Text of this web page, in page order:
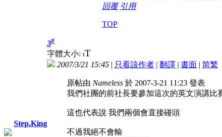
回覆 引用
TOP
Step.King
3#
字體大小: tT
2007/3/21 15:45 | 只看該作者 | 翻譯 | 書面 | 简繁
原帖由 Nameless 於 2007-3-21 11:23 發表
我們社團的前社長要參加這次的英文演講比
這也代表說 我們兩個會直接碰頭
不過我絕不會輸